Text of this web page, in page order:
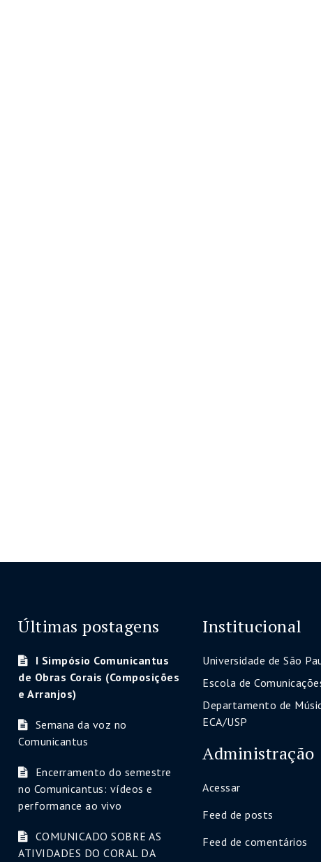
Últimas postagens
I Simpósio Comunicantus
de Obras Corais (Composições
e Arranjos)
Semana da voz no
Comunicantus
Encerramento do semestre
no Comunicantus: vídeos e
performance ao vivo
COMUNICADO SOBRE AS
ATIVIDADES DO CORAL DA
Institucional
Universidade de São
Escola de
Departamento de
ECA/USP
Administração
Acessar
Feed de posts
Feed de comentários